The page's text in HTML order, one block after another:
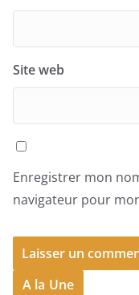
Site web
Enregistrer mon
navigateur pour
A la Une